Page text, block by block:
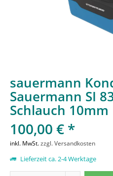
sauermann
Sauermann SI
Schlauch 10mm
100,00 € *
inkl. MwSt.zzgl. Versandkosten
Lieferzeit ca. 2-4 Werktage